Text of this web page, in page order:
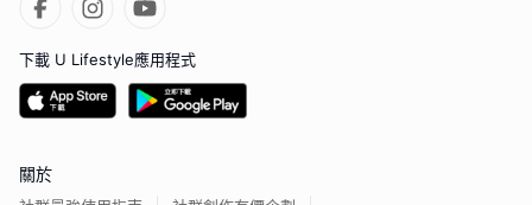
下載 U Lifestyle應用程式
關於